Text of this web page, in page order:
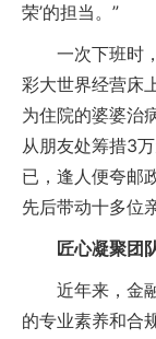
荣’的担当。”
一次下班时，
彩大世界经营床
为住院的婆婆治
从朋友处筹措3
已，逢人便夸邮
先后带动十多位
匠心凝聚团
近年来，金融
的专业素养和合